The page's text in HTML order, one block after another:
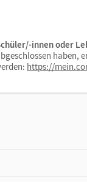
innen oder
haben,
https://